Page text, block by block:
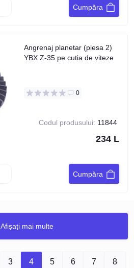
Cumpăra
Angrenaj planetar (piesa 2)
YBX Z-35 pe cutia de viteze
0
Codul produsului: 11844
234 L
Cumpăra
Afișați mai multe
3 4 5 6 7 8